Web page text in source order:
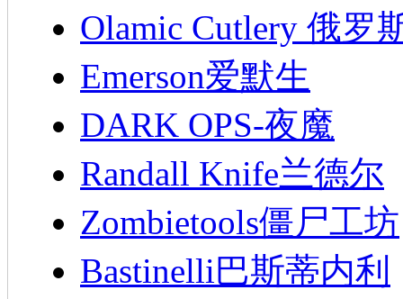
Olamic Cutlery 俄罗
Emerson爱默生
DARK OPS-夜魔
Randall Knife兰德尔
Zombietools僵尸工坊
Bastinelli巴斯蒂内利